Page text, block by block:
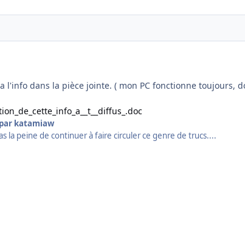
l'info dans la pièce jointe. ( mon PC fonctionne toujours,
par katamiaw
la peine de continuer à faire circuler ce genre de trucs....